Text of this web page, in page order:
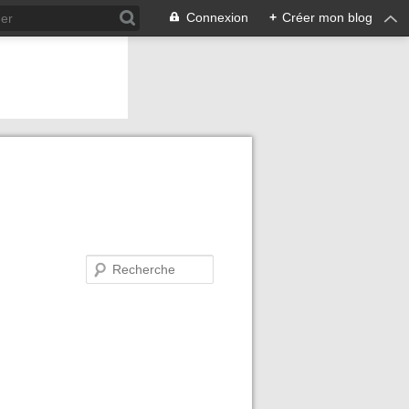
Connexion + Créer mon blog